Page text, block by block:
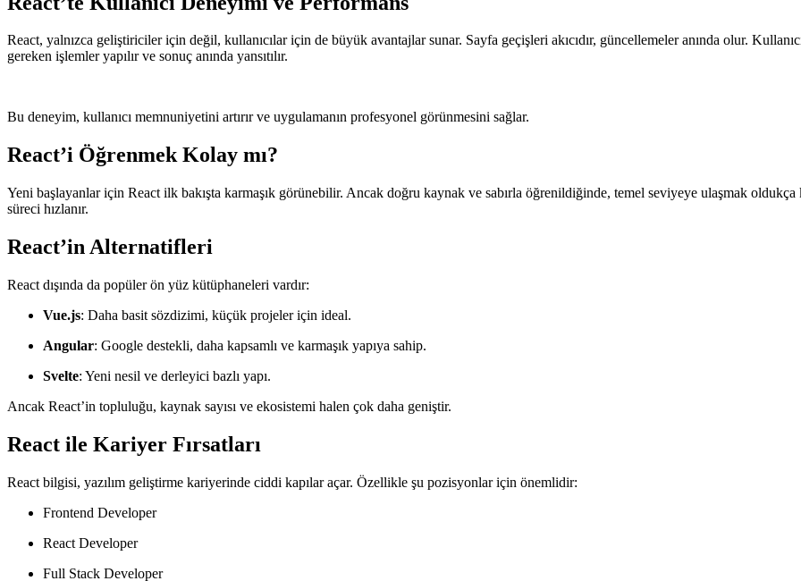
React, yalnızca geliştiriciler için değil, kullanıcılar için de büyük avantajlar sunar. Sayfa geçişleri akıcıdır, güncellemeler anında olur.
gereken işlemler yapılır ve sonuç anında yansıtılır.
Bu deneyim, kullanıcı memnuniyetini artırır ve uygulamanın profesyonel görünmesini sağlar.
React’i Öğrenmek Kolay mı?
Yeni başlayanlar için React ilk bakışta karmaşık görünebilir. Ancak doğru kaynak ve sabırla öğrenildiğinde, temel seviyeye ulaşmak
süreci hızlanır.
React’in Alternatifleri
React dışında da popüler ön yüz kütüphaneleri vardır:
Vue.js: Daha basit sözdizimi, küçük projeler için ideal.
Angular: Google destekli, daha kapsamlı ve karmaşık yapıya sahip.
Svelte: Yeni nesil ve derleyici bazlı yapı.
Ancak React’in topluluğu, kaynak sayısı ve ekosistemi halen çok daha geniştir.
React ile Kariyer Fırsatları
React bilgisi, yazılım geliştirme kariyerinde ciddi kapılar açar. Özellikle şu pozisyonlar için önemlidir:
Frontend Developer
React Developer
Full Stack Developer